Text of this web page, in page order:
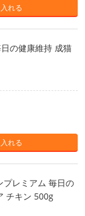
れる
の健康維持 成猫
れる
プレミアム 毎日の
チキン 500g